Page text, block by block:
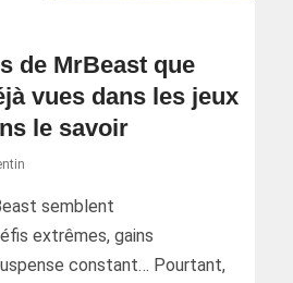
de MrBeast que
vues dans les jeux
le savoir
semblent
extrêmes, gains
constant… Pourtant,